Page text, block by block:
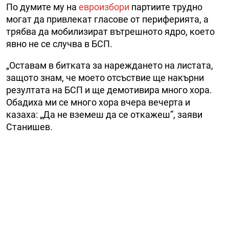
По думите му на евроизбори партиите трудно
могат да привлекат гласове от периферията, а
трябва да мобилизират вътрешното ядро, което
явно не се случва в БСП.
„Оставам в битката за нареждането на листата,
защото знам, че моето отсъствие ще накърни
резултата на БСП и ще демотивира много хора.
Обадиха ми се много хора вчера вечерта и
казаха: „Да не вземеш да се откажеш”, заяви
Станишев.